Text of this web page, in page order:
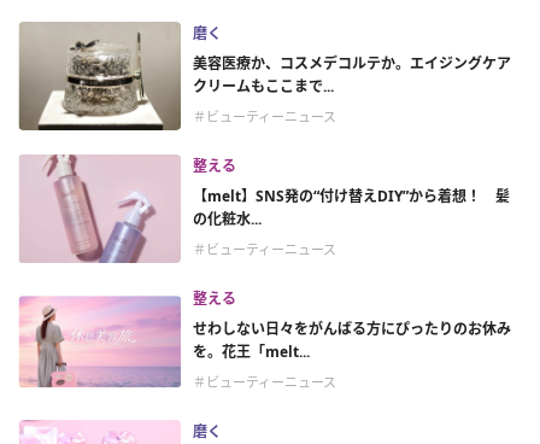
磨く
美容医療か、コスメデコルテか。エイジングケア
クリームもここまで...
＃ビューティーニュース
整える
【melt】SNS発の“付け替えDIY”から着想！ 髪
の化粧水...
＃ビューティーニュース
整える
せわしない日々をがんばる方にぴったりのお休み
を。花王「melt...
＃ビューティーニュース
磨く